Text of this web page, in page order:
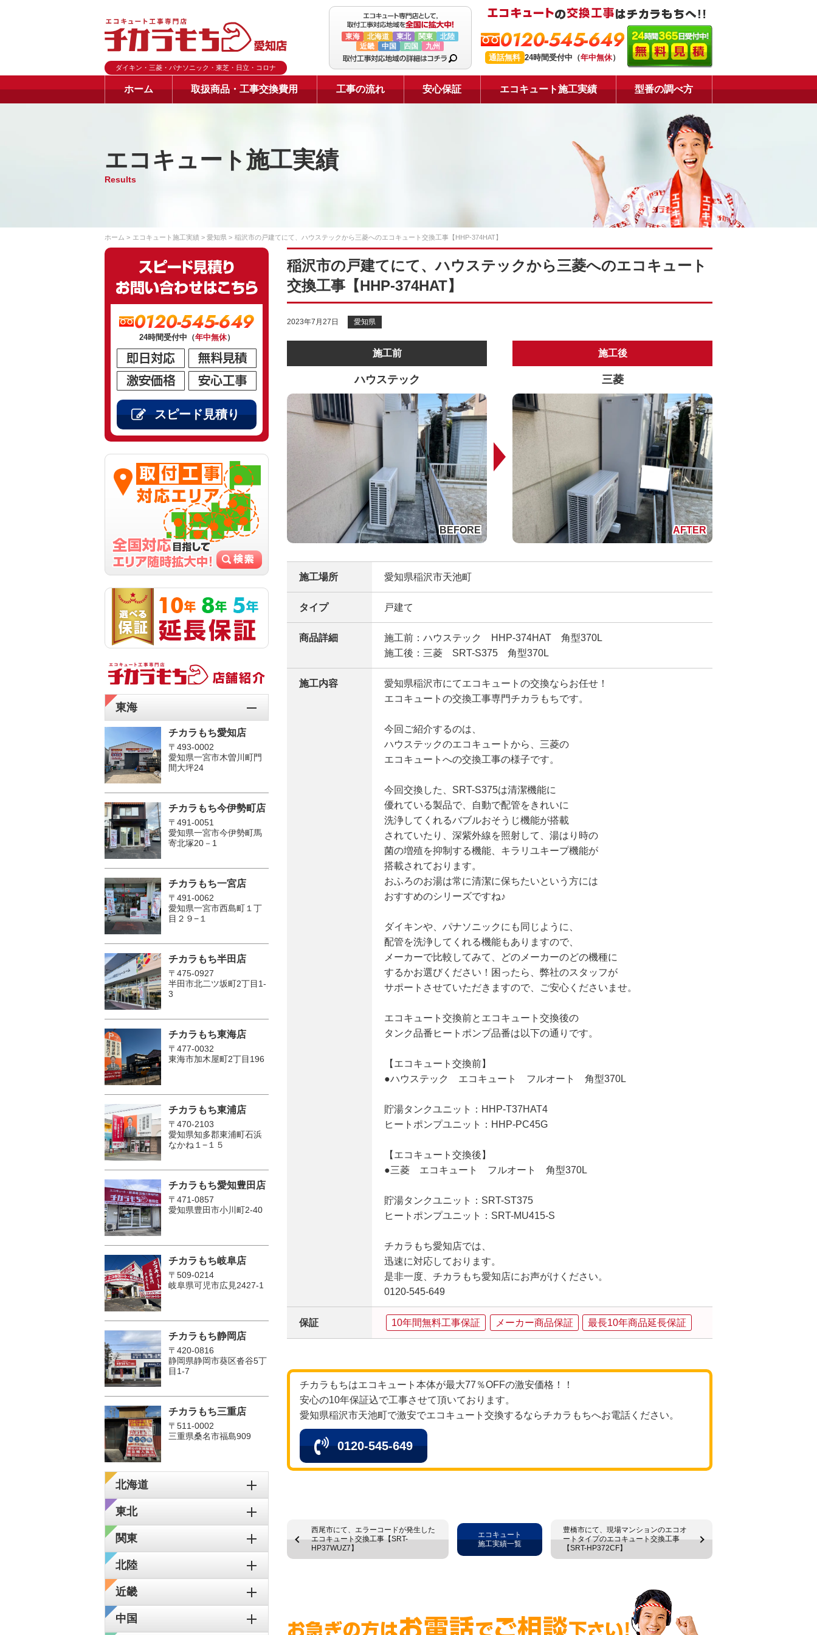
ダイキン・三菱・パナソニック・東芝・日立・コロナ
東海 北海道 東北 関東
北陸
近畿
中国 四国 九州 0120-545-649
通話無料 24時間受付中（年中無休）
ホーム 取扱商品・工事交換費用 工事の流れ 安心保証 エコキュート施工実績 型番の調べ方
エコキュート施工実績
Results
ホーム エコキュート施工実績 愛知県 稲沢市の戸建てにて、ハウステックから三菱へのエコキュート交換工事【HHP-374HAT】
稲沢市の戸建てにて、ハウステックから三菱へのエコキュート
交換工事【HHP-374HAT】
2023年7月27日 愛知県
施工前
ハウステック
施工後
三菱
施工場所 愛知県稲沢市天池町
タイプ 戸建て
商品詳細
施工前：ハウステック HHP-374HAT 角型370L
施工後：三菱 SRT-S375 角型370L
施工内容
愛知県稲沢市にてエコキュートの交換ならお任せ！
エコキュートの交換工事専門チカラもちです。
今回ご紹介するのは、
ハウステックのエコキュートから、三菱の
エコキュートへの交換工事の様子です。
今回交換した、SRT-S375は清潔機能に
優れている製品で、自動で配管をきれいに
洗浄してくれるバブルおそうじ機能が搭載
されていたり、深紫外線を照射して、湯はり時の
菌の増殖を抑制する機能、キラリユキープ機能が
搭載されております。
おふろのお湯は常に清潔に保ちたいという方には
おすすめのシリーズですね♪
ダイキンや、パナソニックにも同じように、
配管を洗浄してくれる機能もありますので、
メーカーで比較してみて、どのメーカーのどの機種に
するかお選びください！困ったら、弊社のスタッフが
サポートさせていただきますので、ご安心くださいませ。
エコキュート交換前とエコキュート交換後の
タンク品番ヒートポンプ品番は以下の通りです。
【エコキュート交換前】
●ハウステック エコキュート フルオート 角型370L
貯湯タンクユニット：HHP-T37HAT4
ヒートポンプユニット：HHP-PC45G
【エコキュート交換後】
●三菱 エコキュート フルオート 角型370L
貯湯タンクユニット：SRT-ST375
ヒートポンプユニット：SRT-MU415-S
チカラもち愛知店では、
迅速に対応しております。
是非一度、チカラもち愛知店にお声がけください。
0120-545-649
保証 10年間無料工事保証 メーカー商品保証 最長10年商品延長保証
チカラもちはエコキュート本体が最大77％OFFの激安価格！！
安心の10年保証込で工事させて頂いております。
愛知県稲沢市天池町で激安でエコキュート交換するならチカラもちへお電話ください。
0120-545-649
西尾市にて、エラーコードが発生した
エコキュート交換工事【SRT-
HP37WUZ7】
豊橋市にて、現場マンションのエコオ
ートタイプのエコキュート交換工事
【SRT-HP372CF】
エコキュート
施工実績一覧
0120-545-649
24時間受付中（年中無休）
スピード見積り
東海
チカラもち愛知店
〒493-0002
愛知県一宮市木曽川町門
間大坪24
チカラもち今伊勢町店
〒491-0051
愛知県一宮市今伊勢町馬
寄北塚20－1
チカラもち一宮店
〒491-0062
愛知県一宮市西島町１丁
目２９−１
チカラもち半田店
〒475-0927
半田市北二ツ坂町2丁目1-
3
チカラもち東海店
〒477-0032
東海市加木屋町2丁目196
チカラもち東浦店
〒470-2103
愛知県知多郡東浦町石浜
なかね１−１５
チカラもち愛知豊田店
〒471-0857
愛知県豊田市小川町2‐40
チカラもち岐阜店
〒509-0214
岐阜県可児市広見2427-1
チカラもち静岡店
〒420-0816
静岡県静岡市葵区沓谷5丁
目1-7
チカラもち三重店
〒511-0002
三重県桑名市福島909
北海道
東北
関東
北陸
近畿
中国